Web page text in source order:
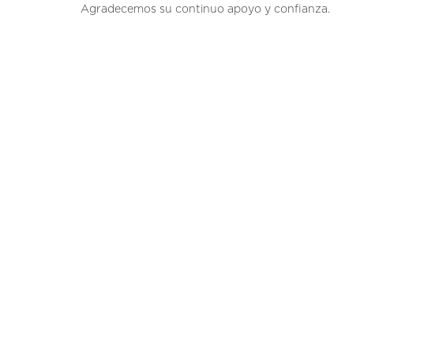
Agradecemos su continuo apoyo y confianza.